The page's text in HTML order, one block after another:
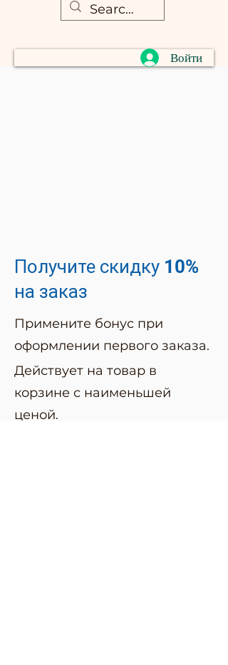
Войти
Получите скидку 10%
на заказ
Примените бонус при
оформлении первого заказа.
Действует на товар в
корзине с наименьшей
ценой.